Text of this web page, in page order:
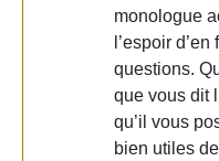
monologue
l’espoir
questions.
que vous dit
qu’il vous
bien utiles